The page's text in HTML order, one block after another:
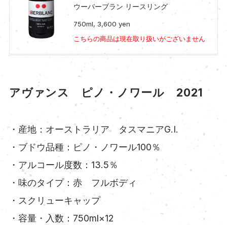
ウーバーブラン リースリング
750ml, 3,600 yen
こちらの商品は現在取り扱いがございません
アヴァンス ピノ・ノワール 2021
・産地：オーストラリア タスマニアG.I.
・ブドウ品種：ピノ・ノワール100％
・アルコール度数：13.5％
・味のタイプ：赤 フルボディ
・スクリューキャップ
・容量・入数：750ml×12